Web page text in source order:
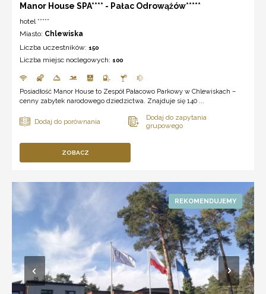
Manor House SPA**** - Pałac Odrowążów*****
hotel *****
Miasto: Chlewiska
Liczba uczestników: 150
Liczba miejsc noclegowych: 100
Posiadłość Manor House to Zespół Pałacowo Parkowy w Chlewiskach –
cenny zabytek narodowego dziedzictwa. Znajduje się 140 ...
ZOBACZ